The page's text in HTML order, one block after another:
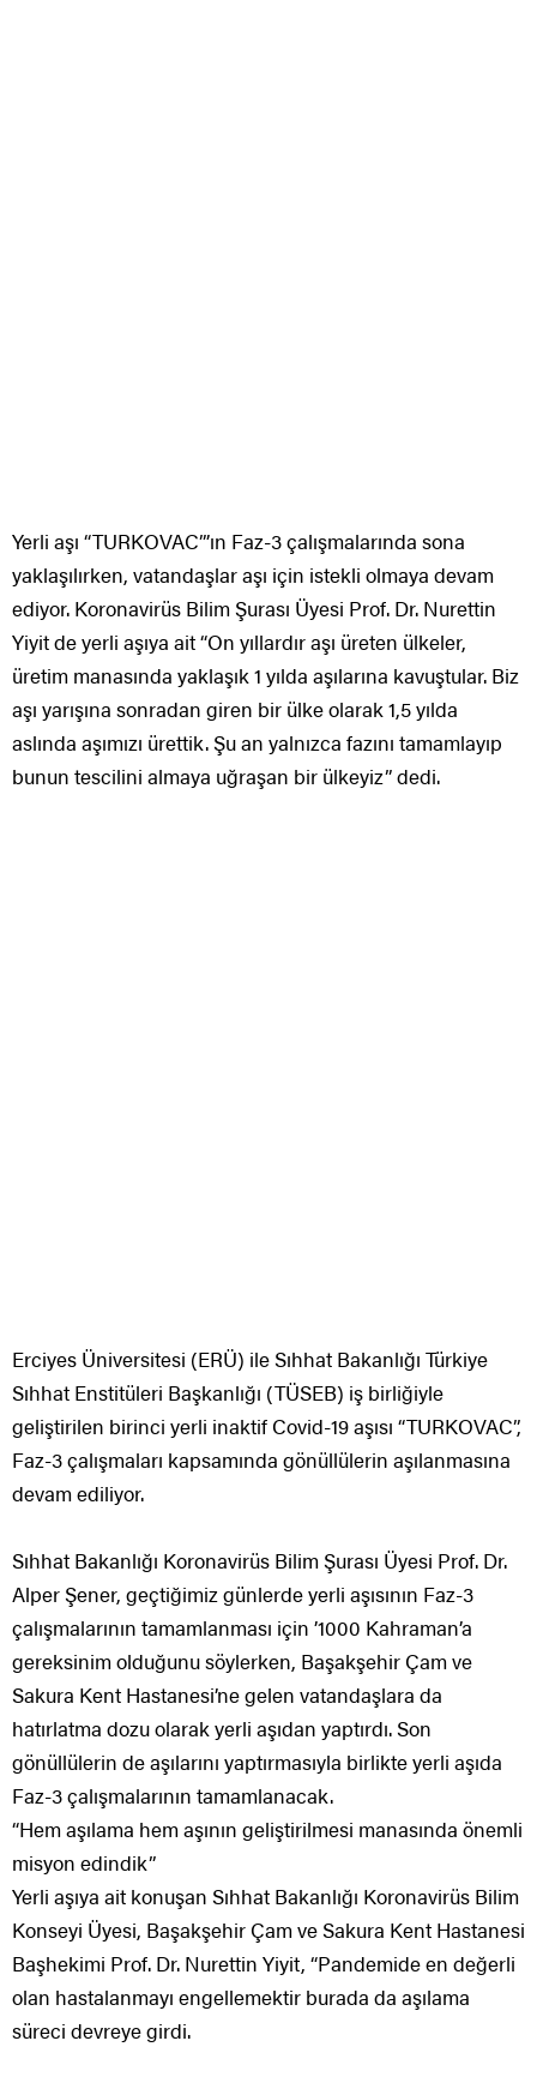
Yerli aşı “TURKOVAC”’ın Faz-3 çalışmalarında sona
yaklaşılırken, vatandaşlar aşı için istekli olmaya devam
ediyor. Koronavirüs Bilim Şurası Üyesi Prof. Dr. Nurettin
Yiyit de yerli aşıya ait “On yıllardır aşı üreten ülkeler,
üretim manasında yaklaşık 1 yılda aşılarına kavuştular. Biz
aşı yarışına sonradan giren bir ülke olarak 1,5 yılda
aslında aşımızı ürettik. Şu an yalnızca fazını tamamlayıp
bunun tescilini almaya uğraşan bir ülkeyiz” dedi.
Erciyes Üniversitesi (ERÜ) ile Sıhhat Bakanlığı Türkiye
Sıhhat Enstitüleri Başkanlığı (TÜSEB) iş birliğiyle
geliştirilen birinci yerli inaktif Covid-19 aşısı “TURKOVAC”,
Faz-3 çalışmaları kapsamında gönüllülerin aşılanmasına
devam ediliyor.
Sıhhat Bakanlığı Koronavirüs Bilim Şurası Üyesi Prof. Dr.
Alper Şener, geçtiğimiz günlerde yerli aşısının Faz-3
çalışmalarının tamamlanması için ’1000 Kahraman’a
gereksinim olduğunu söylerken, Başakşehir Çam ve
Sakura Kent Hastanesi’ne gelen vatandaşlara da
hatırlatma dozu olarak yerli aşıdan yaptırdı. Son
gönüllülerin de aşılarını yaptırmasıyla birlikte yerli aşıda
Faz-3 çalışmalarının tamamlanacak.
“Hem aşılama hem aşının geliştirilmesi manasında önemli
misyon edindik”
Yerli aşıya ait konuşan Sıhhat Bakanlığı Koronavirüs Bilim
Konseyi Üyesi, Başakşehir Çam ve Sakura Kent Hastanesi
Başhekimi Prof. Dr. Nurettin Yiyit, “Pandemide en değerli
olan hastalanmayı engellemektir burada da aşılama
süreci devreye girdi.